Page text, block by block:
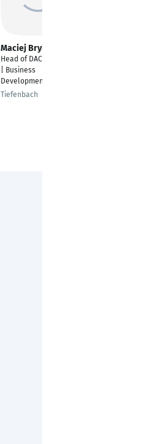
Maciej Brykczynski
Head of DACH Market
| Business
Development
Tiefenbach